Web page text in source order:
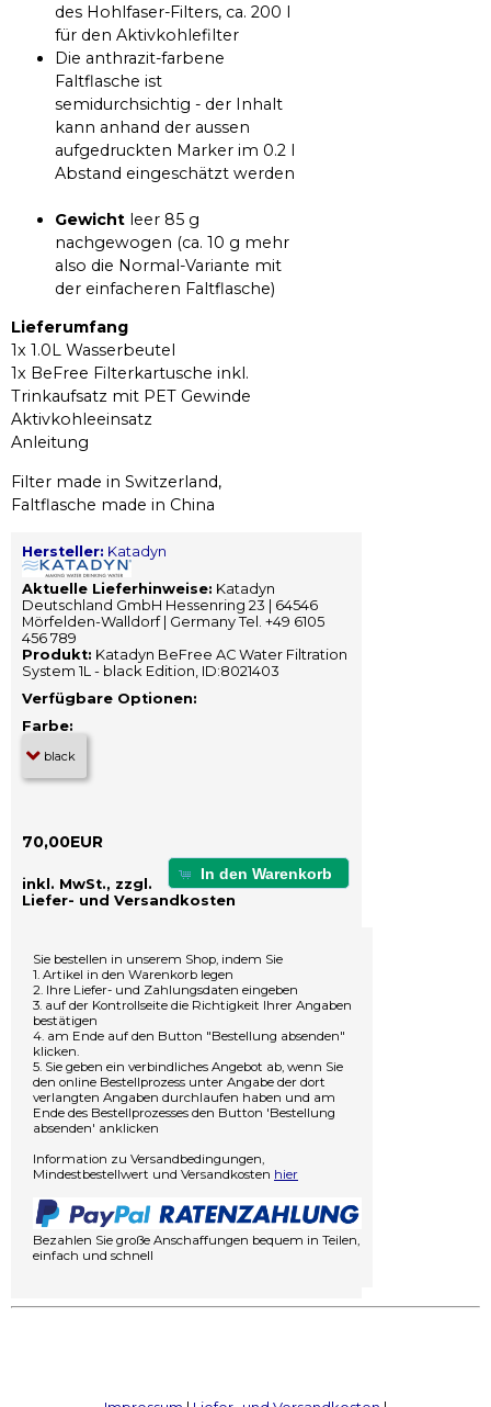
des Hohlfaser-Filters, ca. 200 l
für den Aktivkohlefilter
Die anthrazit-farbene
Faltflasche ist
semidurchsichtig - der Inhalt
kann anhand der aussen
aufgedruckten Marker im 0.2 l
Abstand eingeschätzt werden
Gewicht leer 85 g
nachgewogen (ca. 10 g mehr
also die Normal-Variante mit
der einfacheren Faltflasche)
Lieferumfang
1x 1.0L Wasserbeutel
1x BeFree Filterkartusche inkl.
Trinkaufsatz mit PET Gewinde
Aktivkohleeinsatz
Anleitung
Filter made in Switzerland,
Faltflasche made in China
Hersteller: Katadyn
Aktuelle Lieferhinweise: Katadyn
Deutschland GmbH Hessenring 23 | 64546
Mörfelden-Walldorf | Germany Tel. +49 6105
456 789
Produkt: Katadyn BeFree AC Water Filtration
System 1L - black Edition, ID:8021403
Verfügbare Optionen:
Farbe:
70,00EUR
In den Warenkorb
inkl. MwSt., zzgl.
Liefer- und Versandkosten
Sie bestellen in unserem Shop, indem Sie
1. Artikel in den Warenkorb legen
2. Ihre Liefer- und Zahlungsdaten eingeben
3. auf der Kontrollseite die Richtigkeit Ihrer Angaben
bestätigen
4. am Ende auf den Button "Bestellung absenden"
klicken.
5. Sie geben ein verbindliches Angebot ab, wenn Sie
den online Bestellprozess unter Angabe der dort
verlangten Angaben durchlaufen haben und am
Ende des Bestellprozesses den Button 'Bestellung
absenden' anklicken
Information zu Versandbedingungen,
Mindestbestellwert und Versandkosten hier
Bezahlen Sie große Anschaffungen bequem in Teilen,
einfach und schnell